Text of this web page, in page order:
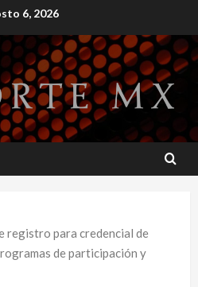
6, 2026
registro para credencial de
de participación y